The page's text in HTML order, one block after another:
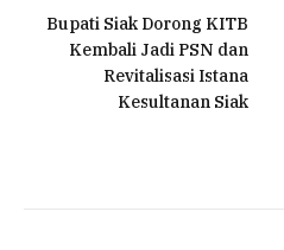
Bupati Siak Dorong KITB
Kembali Jadi PSN dan
Revitalisasi Istana
Kesultanan Siak